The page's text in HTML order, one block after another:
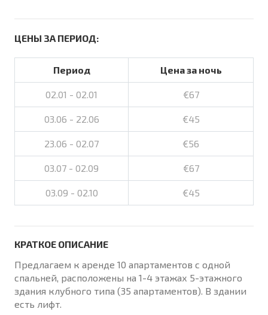
ЦЕНЫ ЗА ПЕРИОД:
Период Цена за ночь
02.01 - 02.01 €67
03.06 - 22.06 €45
23.06 - 02.07 €56
03.07 - 02.09 €67
03.09 - 02.10 €45
КРАТКОЕ ОПИСАНИЕ
Предлагаем к аренде 10 апартаментов с одной
спальней, расположены на 1-4 этажах 5-этажного
здания клубного типа (35 апартаментов). В здании
есть лифт.